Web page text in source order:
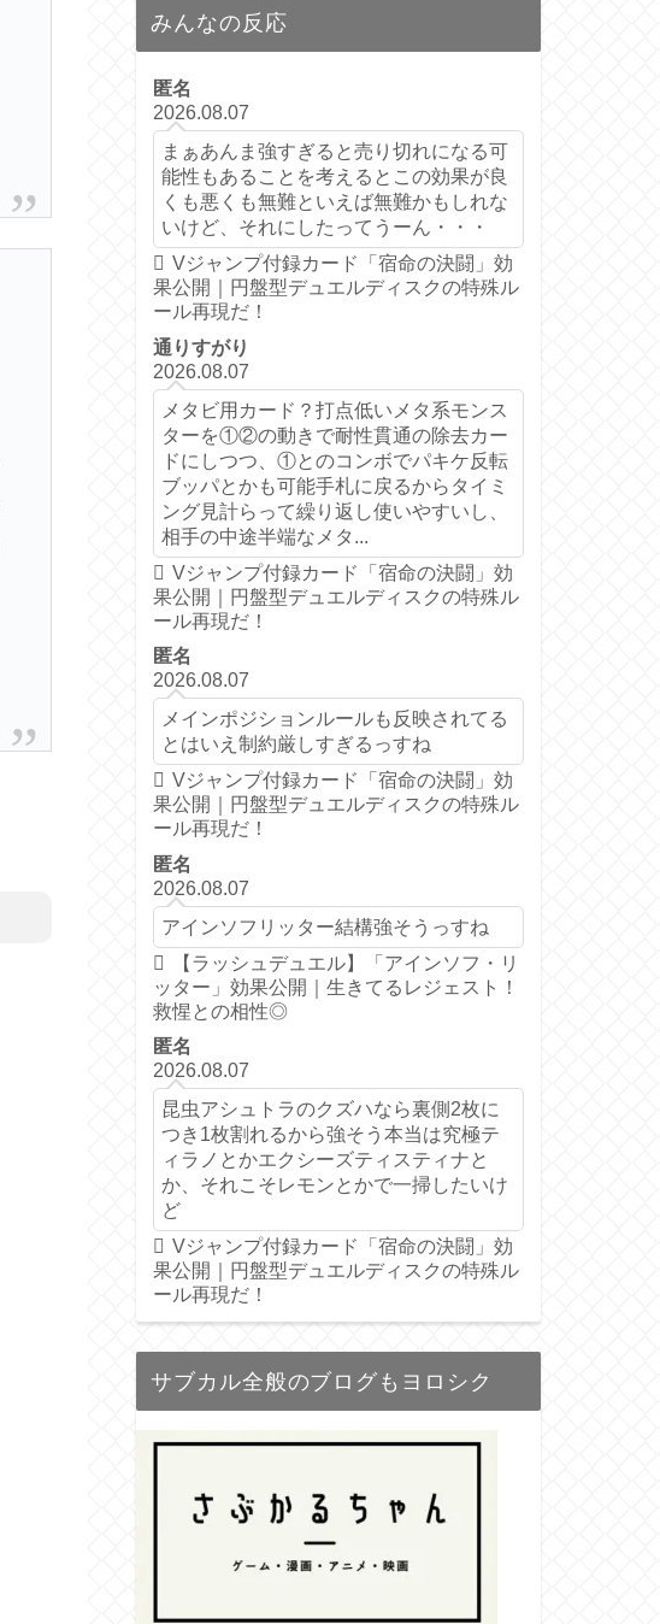
みんなの反応
匿名
2026.08.07
まぁあんま強すぎると売り切れになる可
能性もあることを考えるとこの効果が良
くも悪くも無難といえば無難かもしれな
いけど、それにしたってうーん・・・
Vジャンプ付録カード「宿命の決闘」効
果公開｜円盤型デュエルディスクの特殊ル
ール再現だ！
通りすがり
2026.08.07
メタビ用カード？打点低いメタ系モンス
ターを①②の動きで耐性貫通の除去カー
ドにしつつ、①とのコンボでパキケ反転
ブッパとかも可能手札に戻るからタイミ
ング見計らって繰り返し使いやすいし、
相手の中途半端なメタ...
Vジャンプ付録カード「宿命の決闘」効
果公開｜円盤型デュエルディスクの特殊ル
ール再現だ！
匿名
2026.08.07
メインポジションルールも反映されてる
とはいえ制約厳しすぎるっすね
Vジャンプ付録カード「宿命の決闘」効
果公開｜円盤型デュエルディスクの特殊ル
ール再現だ！
匿名
2026.08.07
アインソフリッター結構強そうっすね
【ラッシュデュエル】「アインソフ・リ
ッター」効果公開｜生きてるレジェスト！
救惺との相性◎
匿名
2026.08.07
昆虫アシュトラのクズハなら裏側2枚に
つき1枚割れるから強そう本当は究極テ
ィラノとかエクシーズティスティナと
か、それこそレモンとかで一掃したいけ
ど
Vジャンプ付録カード「宿命の決闘」効
果公開｜円盤型デュエルディスクの特殊ル
ール再現だ！
サブカル全般のブログもヨロシク